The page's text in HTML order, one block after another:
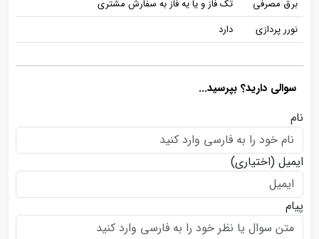
برق مصرفی
تک فاز و یا یه فاز به سفارش مشتری
نورر پردازی
دارد
سوالی دارید؟ بپرسید...
نام
ایمیل (اختیاری)
پیام